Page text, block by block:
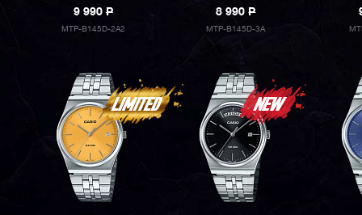
9 990P
MTP-B145D-2A2
8 990P
MTP-B145D-3A